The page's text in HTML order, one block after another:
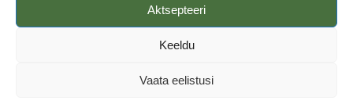
Aktsepteeri
Keeldu
Vaata eelistusi
Veebikaart